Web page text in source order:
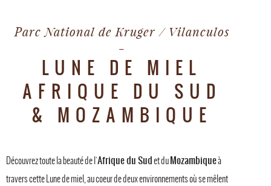
Parc National de Kruger / Vilanculos
LUNE DE MIEL
AFRIQUE DU SUD
& MOZAMBIQUE
Découvrez toute la beauté de l'Afrique du Sudet duMozambiqueà
travers cette Lune de miel, au coeur de deux environnements où se mêlent